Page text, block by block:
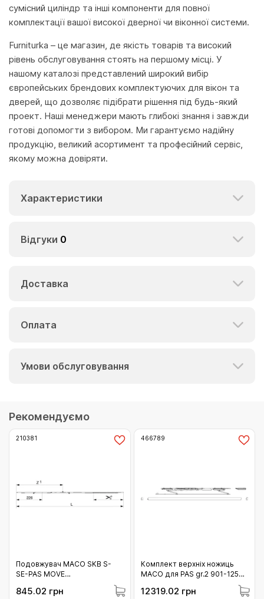
сумісний циліндр та інші компоненти для повної
комплектації вашої високої дверної чи віконної системи.
Furniturka – це магазин, де якість товарів та високий
рівень обслуговування стоять на першому місці. У
нашому каталозі представлений широкий вибір
європейських брендових комплектуючих для вікон та
дверей, що дозволяє підібрати рішення під будь-який
проект. Наші менеджери мають глибокі знання і завжди
готові допомогти з вибором. Ми гарантуємо надійну
продукцію, великий асортимент та професійний сервіс,
якому можна довіряти.
Характеристики
Відгуки 0
Доставка
Оплата
Умови обслуговування
Рекомендуємо
210381
Подовжувач МАСО SKB S-
SE-PAS MOVE
цапфою 901-1150 (210381)
845.02 грн
466789
Комплект верхніх ножиць
МАСО для PAS gr.2 901-1250
12319.02 грн